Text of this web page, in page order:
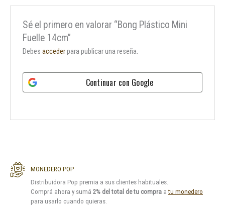
Sé el primero en valorar “Bong Plástico Mini
Fuelle 14cm”
Debesaccederpara publicar una reseña.
Continuar con Google
MONEDERO POP
Distribuidora Pop premia a sus clientes habituales.
Comprá ahora y sumá 2% del total de tu compra atu monedero
para usarlo cuando quieras.